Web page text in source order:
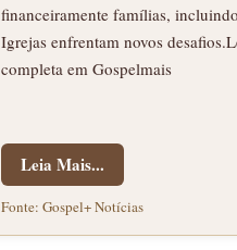
financeiramente famílias,
Igrejas enfrentam novos
completa em Gospelmais
Leia Mais...
Fonte: Gospel+ Notícias